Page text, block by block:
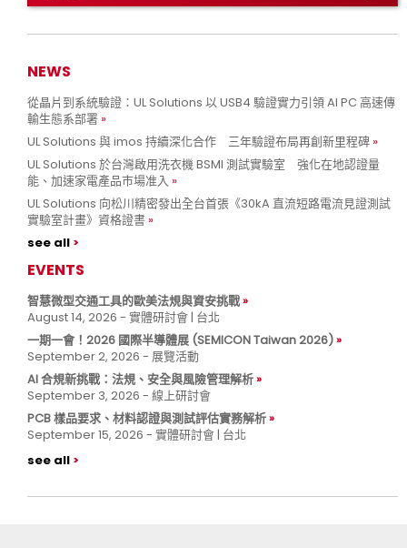
NEWS
從晶片到系統驗證：UL Solutions 以 USB4 驗證實力引領 AI PC 高速傳
輸生態系部署
UL Solutions 與 imos 持續深化合作 三年驗證布局再創新里程碑
UL Solutions 於台灣啟用洗衣機 BSMI 測試實驗室 強化在地認證量
能、加速家電產品市場准入
UL Solutions 向松川精密發出全台首張《30kA 直流短路電流見證測試
實驗室計畫》資格證書
see all
EVENTS
智慧微型交通工具的歐美法規與資安挑戰
August 14, 2026 - 實體研討會 | 台北
一期一會！2026 國際半導體展 (SEMICON Taiwan 2026)
September 2, 2026 - 展覽活動
AI 合規新挑戰：法規、安全與風險管理解析
September 3, 2026 - 線上研討會
PCB 樣品要求、材料認證與測試評估實務解析
September 15, 2026 - 實體研討會 | 台北
see all